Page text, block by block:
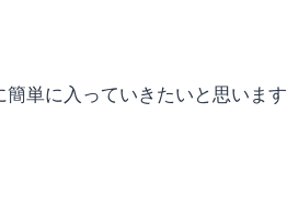
単に入っていきたいと思います